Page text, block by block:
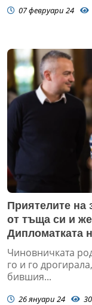
07 февруари 24
Приятелите на
от тъща си и
Дипломатката
напусне, той
сина си!
Чиновничката
го и го
бившия...
26 януари 24